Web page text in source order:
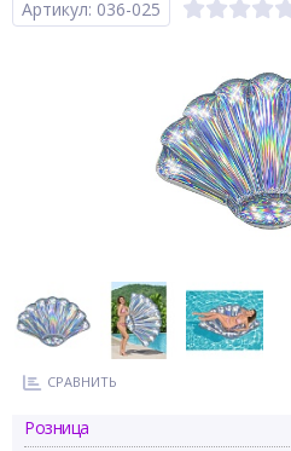
Артикул: 036-025
СРАВНИТЬ
Розница